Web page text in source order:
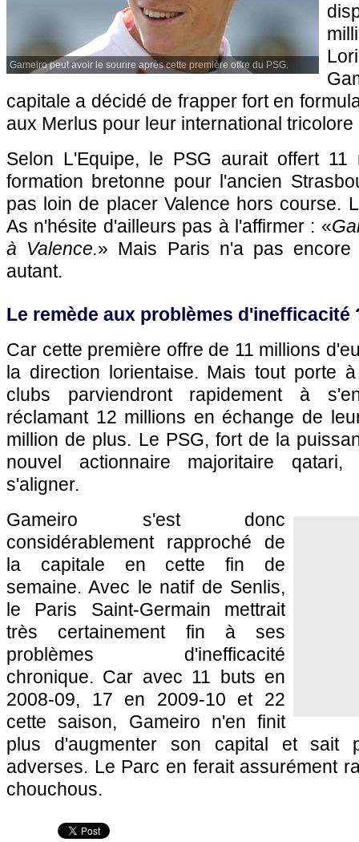
Gameiro peut avoir le sourire après cette première offre du PSG.
capitale a décidé de frapper fort en
aux Merlus pour leur international
Selon L'Equipe, le PSG aurait offert 11
formation bretonne pour l'ancien
pas loin de placer Valence hors course.
As n'hésite d'ailleurs pas à l'affirmer : «
à Valence.» Mais Paris n'a pas
autant.
Le remède aux problèmes d'inefficacité
Car cette première offre de 11 millions
la direction lorientaise. Mais tout porte
clubs parviendront rapidement à
réclamant 12 millions en échange de
million de plus. Le PSG, fort de la
nouvel actionnaire majoritaire qatari,
s'aligner.
Gameiro s'est donc
considérablement rapproché de
la capitale en cette fin de
semaine. Avec le natif de Senlis,
le Paris Saint-Germain mettrait
très certainement fin à ses
problèmes d'inefficacité
chronique. Car avec 11 buts en
2008-09, 17 en 2009-10 et 22
cette saison, Gameiro n'en finit
plus d'augmenter son capital et sait
adverses. Le Parc en ferait assurément
chouchous.